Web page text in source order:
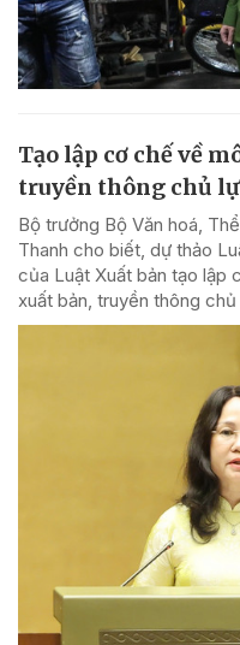
Tạo lập cơ chế về
truyền thông chủ
Bộ trưởng Bộ Văn hoá,
Thanh cho biết, dự thảo
của Luật Xuất bản tạo lập
xuất bản, truyền thông